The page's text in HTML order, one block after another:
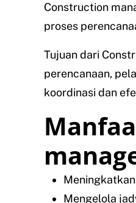
Construction
proses
Tujuan dari
perencanaan,
koordinasi dan
Mengelola